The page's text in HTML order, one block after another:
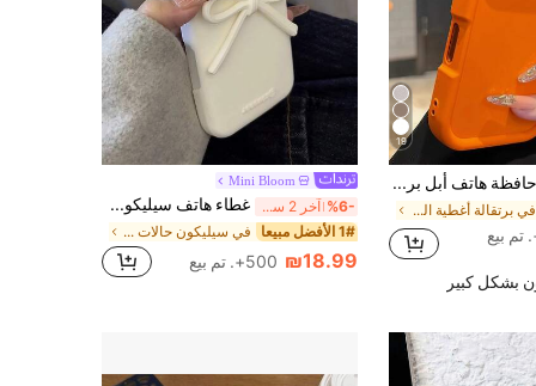
19
حافظة هاتف أبل برتقالية اللون أحادية بسيطة ذات ملمس مطفي مقاومة للصدمات مع حماية عدسة الكاميرا متوافقة مع 17 Pro Max/17 Pro/17 Air/17/16/16 Pro Max/16 Plus/16 Pro/16E/15/15 Pro Max/15 Pro/15 Plus/11/12/13/14 Pro Max/12 Pro/12 Pro Max/13 Pro/13 Pro Max/14 Pro/14 Pro Max، هدية الربيع
في برتقالة أغطية الهواتف
بشكل كبير
Mini Bloom
%6- آخر 2 ساعة أيام غطاء هاتف سيليكون ناعم بتصميم فريد على شكل فيونكة أبيض، مناسب لهواتف آيفون 17، 16 برو ماكس، 15 الجديد، 14، 13، حماية مضادة للسقوط، هدية عيد ميلاد أو ذكرى
1# الأفضل مبيعا في سيليكون حالات جديدة
₪18.99 500+. تم بيع